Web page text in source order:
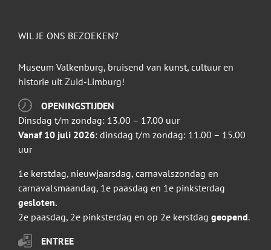
WIL JE ONS BEZOEKEN?
Museum Valkenburg, bruisend van kunst, cultuur en
historie uit Zuid-Limburg!
OPENINGSTIJDEN
Dinsdag t/m zondag: 13.00 – 17.00 uur
Vanaf 10 juli 2026: dinsdag t/m zondag: 11.00 – 15.00
uur
1e kerstdag, nieuwjaarsdag, carnavalszondag en
carnavalsmaandag, 1e paasdag en 1e pinksterdag
gesloten.
2e paasdag, 2e pinksterdag en op 2e kerstdag geopend.
ENTREE